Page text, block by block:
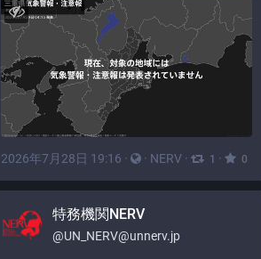
2026年7月28日 19:16 · · NERV · 1 · 0
特務機関NERV
@UN_NERV@unnerv.jp